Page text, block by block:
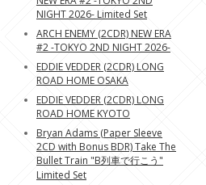
NIGHT 2026- Limited Set
ARCH ENEMY (2CDR) NEW ERA
#2 -TOKYO 2ND NIGHT 2026-
EDDIE VEDDER (2CDR) LONG
ROAD HOME OSAKA
EDDIE VEDDER (2CDR) LONG
ROAD HOME KYOTO
Bryan Adams (Paper Sleeve
2CD with Bonus BDR) Take The
Bullet Train "B列車で行こう"
Limited Set